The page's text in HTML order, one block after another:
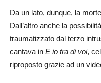
Da un lato, dunque, la morte
Dall’altro anche la
traumatizzato dal terzo
cantava in E io tra di voi,
riproposto grazie ad un